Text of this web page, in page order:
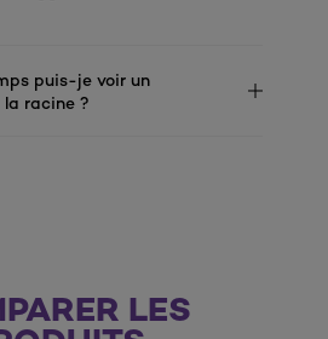
puis-je voir un
racine ?
LES